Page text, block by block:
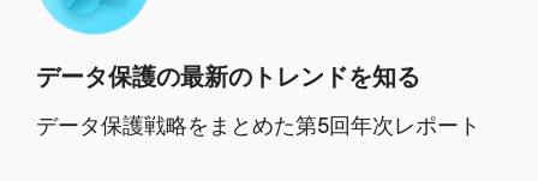
データ保護の最新のトレンドを知る
データ保護戦略をまとめた第5回年次レポート